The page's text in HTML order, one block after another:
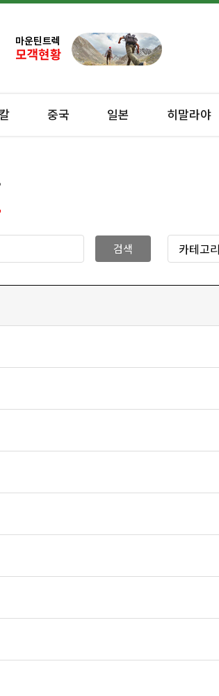
중국 일본 히말라야
검색